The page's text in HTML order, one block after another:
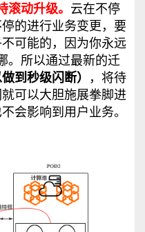
滚动升级。 云在不停
的进行业务变更，要
可能的，因为你永远
。所以通过最新的迁
到秒级闪断）
，将待
可以大胆施展拳脚进
会影响到用户业务。